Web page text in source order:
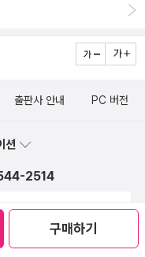
구매하기
출판사 안내 PC 버전
션
2514
FAQ
안내